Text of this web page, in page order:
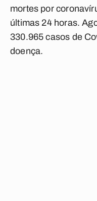
mortes por
últimas 24 horas.
330.965 casos de
doença.